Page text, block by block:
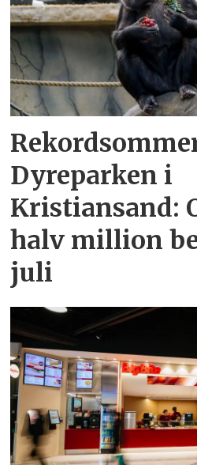
Dyreparken i
Kristiansand:
halv million
juli